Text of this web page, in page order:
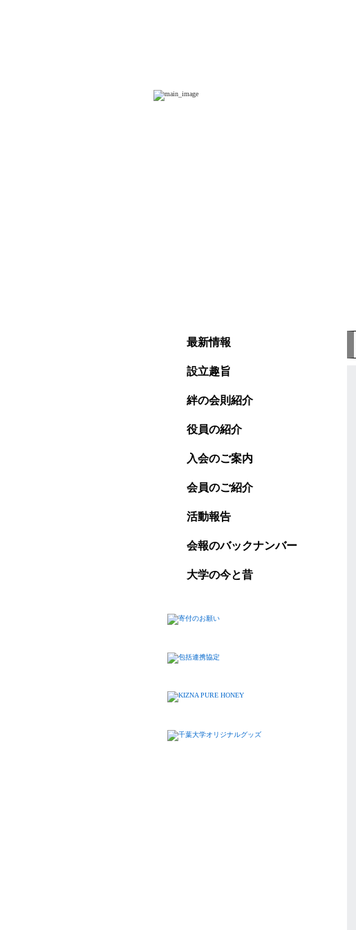
最新情報
設立趣旨
絆の会則紹介
役員の紹介
入会のご案内
会員のご紹介
活動報告
会報のバックナンバー
大学の今と昔